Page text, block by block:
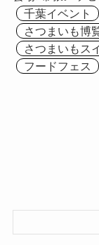
千葉イベント
さつまいも博
さつまいもス
フードフェス